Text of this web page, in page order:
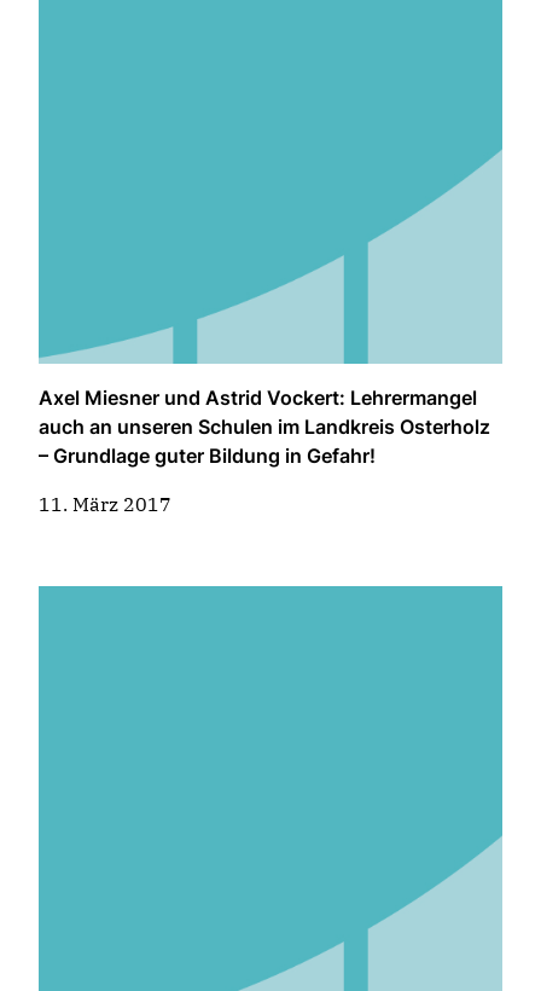
Axel Miesner und Astrid Vockert: Lehrermangel
auch an unseren Schulen im Landkreis Osterholz
– Grundlage guter Bildung in Gefahr!
11. März 2017